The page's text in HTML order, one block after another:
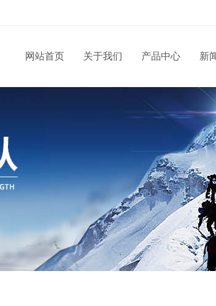
网站首页 关于我们 产品中心 新